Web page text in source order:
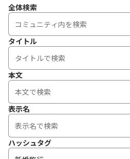
全体検索
タイトル
本文
表示名
ハッシュタグ